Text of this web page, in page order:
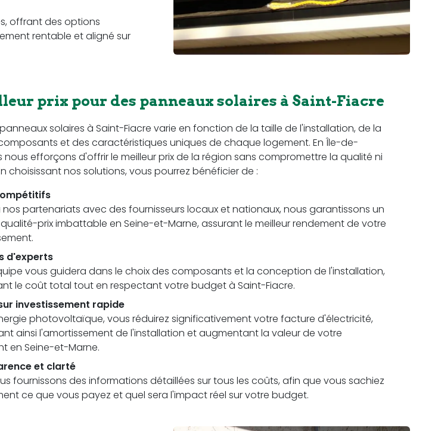
offrant des options
rentable et aligné sur
prix pour des panneaux solaires à Saint-Fiacre
solaires à Saint-Fiacre varie en fonction de la taille de l'installation, de la
et des caractéristiques uniques de chaque logement. En Île-de-
nous efforçons d'offrir le meilleur prix de la région sans compromettre la qualité ni
choisissant nos solutions, vous pourrez bénéficier de :
partenariats avec des fournisseurs locaux et nationaux, nous garantissons un
prix imbattable en Seine-et-Marne, assurant le meilleur rendement de votre
d'experts
vous guidera dans le choix des composants et la conception de l'installation,
le coût total tout en respectant votre budget à Saint-Fiacre.
investissement rapide
photovoltaïque, vous réduirez significativement votre facture d'électricité,
ainsi l'amortissement de l'installation et augmentant la valeur de votre
en Seine-et-Marne.
et clarté
fournissons des informations détaillées sur tous les coûts, afin que vous sachiez
ce que vous payez et quel sera l'impact réel sur votre budget.